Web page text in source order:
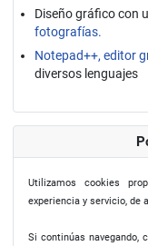
Diseño gráfico con
fotografías.
Notepad++, editor
diversos lenguajes
Utilizamos cookies
experiencia y servicio, de
Si continúas navegando,